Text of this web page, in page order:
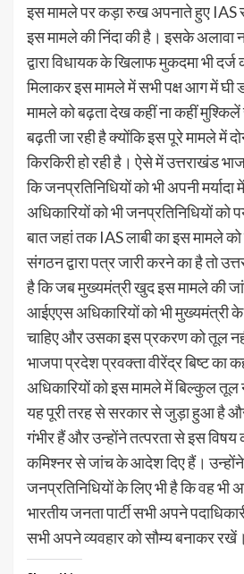
इस मामले पर कड़ा रुख अपनाते हुए IAS
इस मामले की निंदा की है। इसके अलावा
द्वारा विधायक के खिलाफ मुकदमा भी
मिलाकर इस मामले में सभी पक्ष आग में घी
मामले को बढ़ता देख कहीं ना कहीं मुश्किलें
बढ़ती जा रही है क्योंकि इस पूरे मामले में
किरकिरी हो रही है। ऐसे में उत्तराखंड
कि जनप्रतिनिधियों को भी अपनी मर्यादा
अधिकारियों को भी जनप्रतिनिधियों को
बात जहां तक IAS लाबी का इस मामले
संगठन द्वारा पत्र जारी करने का है तो
है कि जब मुख्यमंत्री खुद इस मामले की
आईएएस अधिकारियों को भी मुख्यमंत्री
चाहिए और उसका इस प्रकरण को तूल
भाजपा प्रदेश प्रवक्ता वीरेंद्र बिष्ट का
अधिकारियों को इस मामले में बिल्कुल तूल
यह पूरी तरह से सरकार से जुड़ा हुआ है
गंभीर हैं और उन्होंने तत्परता से इस विषय
कमिश्नर से जांच के आदेश दिए हैं।
जनप्रतिनिधियों के लिए भी है कि वह भी
भारतीय जनता पार्टी सभी अपने
सभी अपने व्यवहार को सौम्य बनाकर रखें।